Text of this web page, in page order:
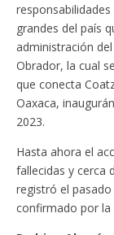
grandes del país
administración
Obrador, la cual
que conecta
Oaxaca,
2023.
Hasta ahora el
fallecidas y cerca
registró el
confirmado por la